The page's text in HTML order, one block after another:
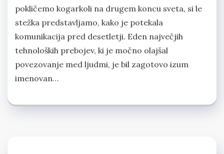
pokličemo kogarkoli na drugem koncu sveta, si le
stežka predstavljamo, kako je potekala
komunikacija pred desetletji. Eden največjih
tehnoloških prebojev, ki je močno olajšal
povezovanje med ljudmi, je bil zagotovo izum
imenovan…